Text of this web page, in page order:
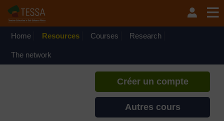
Home Resources Courses Research
The network
Si vous créez un compte, vous
pouvez établir un profil
Créer un compte
Autres cours